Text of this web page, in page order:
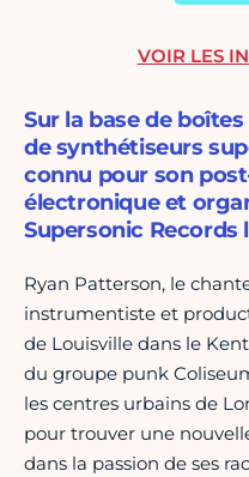
Sur la base de
de synthétiseurs
connu pour son
électronique et
Supersonic Records
Ryan Patterson, le
instrumentiste et
de Louisville dans le
du groupe punk
les centres urbains de
pour trouver une
dans la passion de ses
VOIR LES